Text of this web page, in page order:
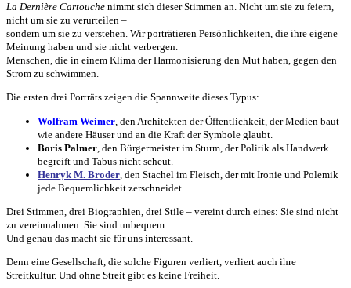
La Dernière Cartouche nimmt sich dieser Stimmen an. Nicht um sie zu feiern,
nicht um sie zu verurteilen –
sondern um sie zu verstehen. Wir porträtieren Persönlichkeiten, die ihre eigene
Meinung haben und sie nicht verbergen.
Menschen, die in einem Klima der Harmonisierung den Mut haben, gegen den
Strom zu schwimmen.
Die ersten drei Porträts zeigen die Spannweite dieses Typus:
Wolfram Weimer , den Architekten der Öffentlichkeit, der Medien baut
wie andere Häuser und an die Kraft der Symbole glaubt.
Boris Palmer , den Bürgermeister im Sturm, der Politik als Handwerk
begreift und Tabus nicht scheut.
Henryk M. Broder , den Stachel im Fleisch, der mit Ironie und Polemik
jede Bequemlichkeit zerschneidet.
Drei Stimmen, drei Biographien, drei Stile – vereint durch eines: Sie sind nicht
zu vereinnahmen. Sie sind unbequem.
Und genau das macht sie für uns interessant.
Denn eine Gesellschaft, die solche Figuren verliert, verliert auch ihre
Streitkultur. Und ohne Streit gibt es keine Freiheit.